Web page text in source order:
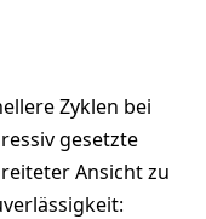
Zyklen bei
gesetzte
Ansicht zu